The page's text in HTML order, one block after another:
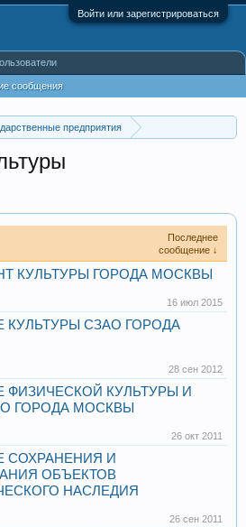
Войти или зарегистрироваться
предприятия
Последнее
сообщение ↓
КУЛЬТУРЫ ГОРОДА МОСКВЫ
16 июл 2015
КУЛЬТУРЫ СЗАО ГОРОДА
28 сен 2012
ФИЗИЧЕСКОЙ КУЛЬТУРЫ И
ГОРОДА МОСКВЫ
26 окт 2011
СОХРАНЕНИЯ И
ОБЪЕКТОВ
НАСЛЕДИЯ
26 сен 2011
сообщения